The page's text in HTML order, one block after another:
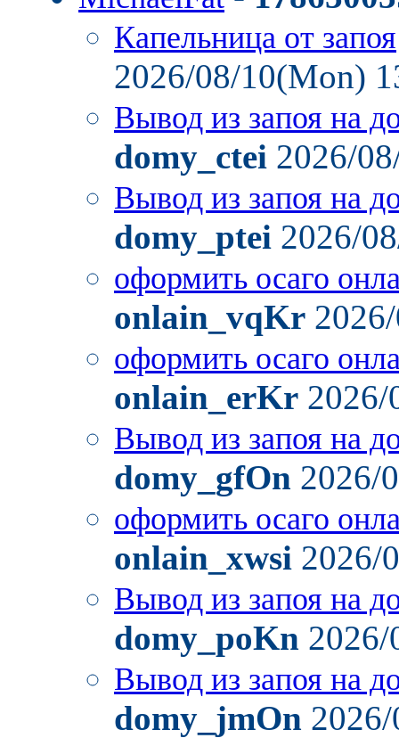
Капельница от запоя
2026/08/10(Mon)
Вывод из запоя на
domy_ctei 2026/
Вывод из запоя на
domy_ptei 2026/
оформить осаго
onlain_vqKr
оформить осаго
onlain_erKr
Вывод из запоя на
domy_gfOn 2026/
оформить осаго
onlain_xwsi 2026/
Вывод из запоя на
domy_poKn
Вывод из запоя на
domy_jmOn